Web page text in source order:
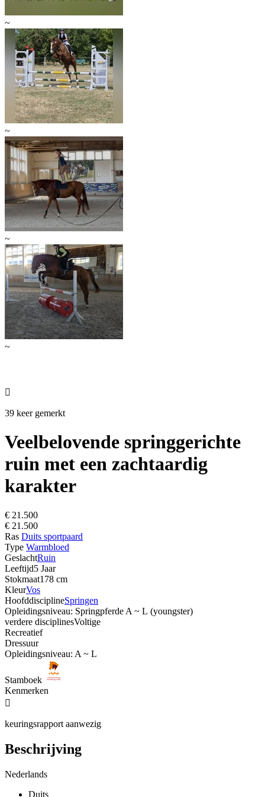
~
~
~
~

39 keer gemerkt
Veelbelovende springgerichte
ruin met een zachtaardig
karakter
€ 21.500
€ 21.500
Ras Duits sportpaard
Type Warmbloed
GeslachtRuin
Leeftijd5 Jaar
Stokmaat178 cm
KleurVos
HoofddisciplineSpringen
Opleidingsniveau: Springpferde A ~ L (youngster)
verdere disciplinesVoltige
Recreatief
Dressuur
Opleidingsniveau: A ~ L
Stamboek
Kenmerken

keuringsrapport aanwezig
Beschrijving
Nederlands
Duits